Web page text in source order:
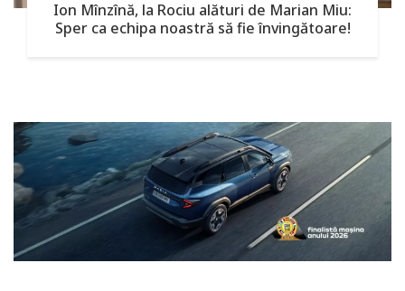
Ion Mînzînă, la Rociu alături de Marian Miu:
Sper ca echipa noastră să fie învingătoare!